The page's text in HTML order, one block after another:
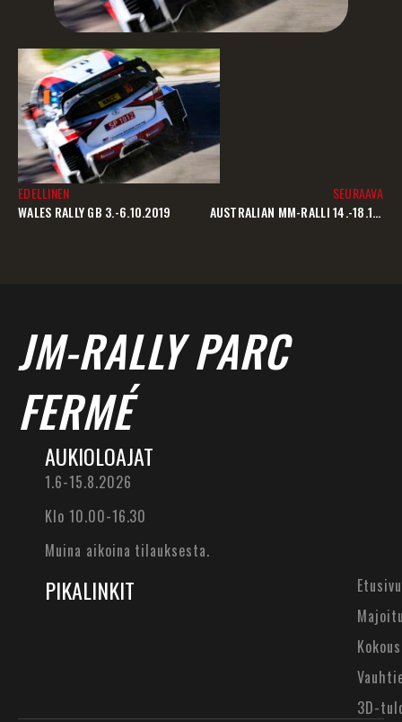
EDELLINEN
WALES RALLY GB 3.-6.10.2019
SEURAAVA
AUSTRALIAN MM-RALLI 14.-18.11.2019 – PERUUTETTU
JM-RALLY PARC
FERMÉ
AUKIOLOAJAT
1.6-15.8.2026
Klo 10.00-16.30
Muina aikoina tilauksesta.
PIKALINKIT
Etusivu
3D-